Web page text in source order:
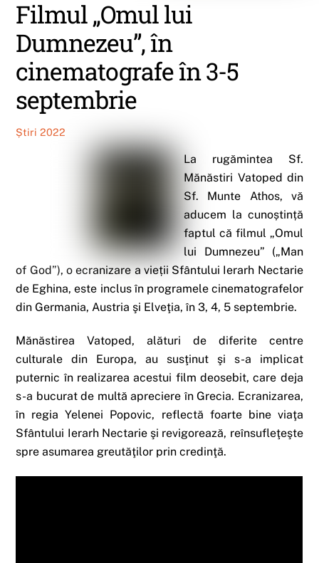
Filmul „Omul lui
Dumnezeu”, în
cinematografe în 3-5
septembrie
Știri 2022
La rugămintea Sf.
Mănăstiri Vatoped din
Sf. Munte Athos, vă
aducem la cunoștință
faptul că filmul „Omul
lui Dumnezeu” („Man
of God”), o ecranizare a vieții Sfântului Ierarh Nectarie
de Eghina, este inclus în programele cinematografelor
din Germania, Austria şi Elveţia, în 3, 4, 5 septembrie.
Mănăstirea Vatoped, alături de diferite centre
culturale din Europa, au susţinut şi s-a implicat
puternic în realizarea acestui film deosebit, care deja
s-a bucurat de multă apreciere în Grecia. Ecranizarea,
în regia Yelenei Popovic, reflectă foarte bine viaţa
Sfântului Ierarh Nectarie şi revigorează, reînsufleţeşte
spre asumarea greutăţilor prin credinţă.